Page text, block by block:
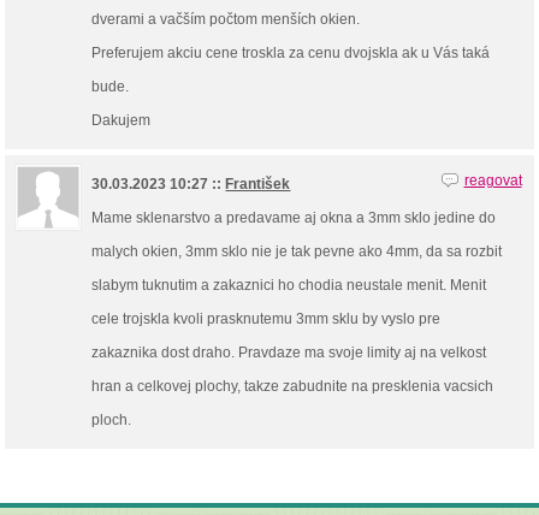
dverami a vačším počtom menších okien.
Preferujem akciu cene troskla za cenu dvojskla ak u Vás taká
bude.
Dakujem
30.03.2023 10:27 :: František
Mame sklenarstvo a predavame aj okna a 3mm sklo jedine do
malych okien, 3mm sklo nie je tak pevne ako 4mm, da sa rozbit
slabym tuknutim a zakaznici ho chodia neustale menit. Menit
cele trojskla kvoli prasknutemu 3mm sklu by vyslo pre
zakaznika dost draho. Pravdaze ma svoje limity aj na velkost
hran a celkovej plochy, takze zabudnite na presklenia vacsich
ploch.
reagovat